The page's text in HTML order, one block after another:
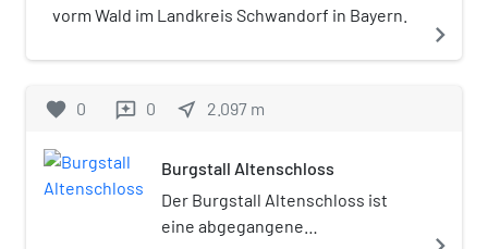
vorm Wald im Landkreis Schwandorf in Bayern.
navigate_next
favorite 0 reviews 0 near_me 2.097 m
Burgstall Altenschloss
Der Burgstall Altenschloss ist
eine abgegangene